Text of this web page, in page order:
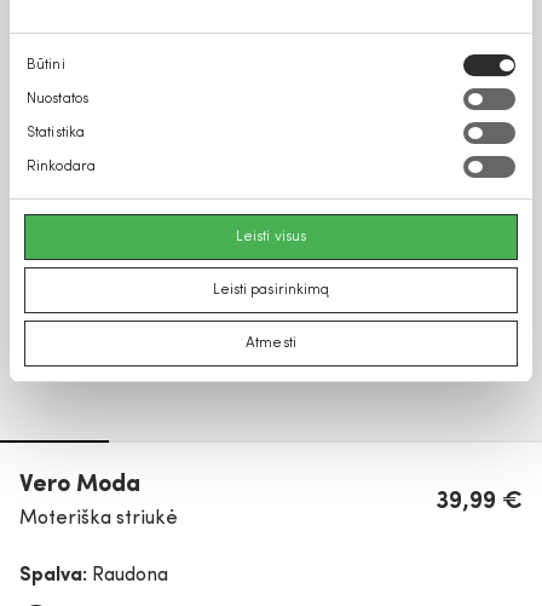
Sutikimo
pasirinkimas
Būtini
Nuostatos
Statistika
Rinkodara
Leisti visus
Leisti pasirinkimą
Atmesti
Vero Moda
Moteriška striukė
39,99 €
Spalva: Raudona